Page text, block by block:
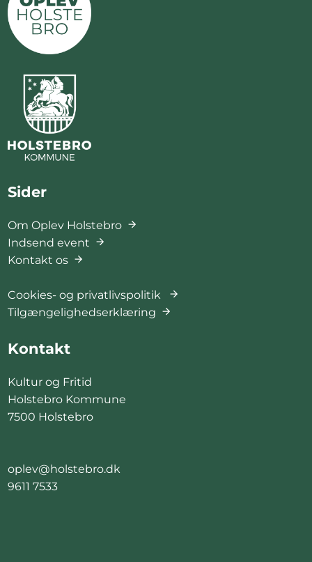
Sider
Om Oplev Holstebro
Indsend event
Kontakt os
Cookies- og privatlivspolitik
Tilgængelighedserklæring
Kontakt
Kultur og Fritid
Holstebro Kommune
7500 Holstebro
oplev@holstebro.dk
9611 7533